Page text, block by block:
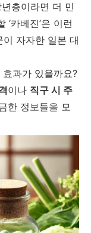
층이라면 더 민
카베진’은 이런
자자한 일본 대
과가 있을까요?
이나 직구 시 주
한 정보들을 모